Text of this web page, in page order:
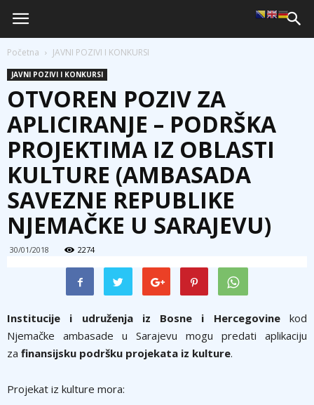
Početna JAVNI POZIVI I KONKURSI
JAVNI POZIVI I KONKURSI
OTVOREN POZIV ZA
APLICIRANJE – PODRŠKA
PROJEKTIMA IZ OBLASTI
KULTURE (AMBASADA
SAVEZNE REPUBLIKE
NJEMAČKE U SARAJEVU)
30/01/2018 2274
Institucije i udruženja iz Bosne i Hercegovinekod
Njemačke ambasade u Sarajevu mogu predati aplikaciju
za finansijsku podršku projekata iz kulture.
Projekat iz kulture mora: